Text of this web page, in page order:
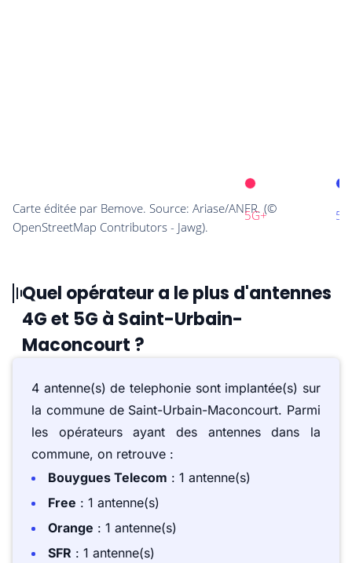
Quel opérateur a le plus d'antennes
4G et 5G à Saint-Urbain-
Maconcourt ?
4 antenne(s) de telephonie sont implantée(s) sur
la commune de Saint-Urbain-Maconcourt. Parmi
les opérateurs ayant des antennes dans la
commune, on retrouve :
Bouygues Telecom : 1 antenne(s)
Free : 1 antenne(s)
Orange : 1 antenne(s)
SFR : 1 antenne(s)